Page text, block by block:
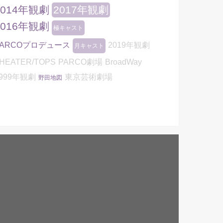
年観劇 2017年観劇
年観劇
極キャスト
プロデュース 月キャスト
2019年観劇
TOPS PARCO劇場 BroadWay
年観劇
野田地図 東京芸術劇場